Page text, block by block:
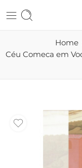
Home
Céu Comeca em